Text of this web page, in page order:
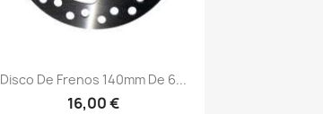
Vista rápida
Disco De Frenos 140mm De 6...
16,00 €